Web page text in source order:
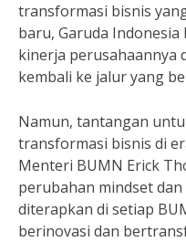
transformasi bisnis
baru, Garuda
kinerja perusahaannya
kembali ke jalur yang
Namun, tantangan
transformasi bisnis di
Menteri BUMN Erick
perubahan mindset
diterapkan di setiap
berinovasi dan